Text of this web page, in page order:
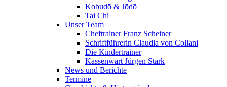
Kobudō & Jōdō
Tai Chi
Unser Team
Cheftrainer Franz Scheiner
Schriftführerin Claudia von Collani
Die Kindertrainer
Kassenwart Jürgen Stark
News und Berichte
Termine